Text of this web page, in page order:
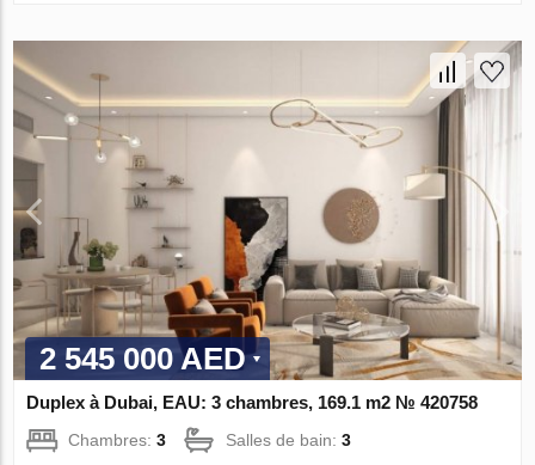
2 545 000 AED
Duplex à Dubai, EAU: 3 chambres, 169.1 m2 № 420758
Chambres:3 Salles de bain:3